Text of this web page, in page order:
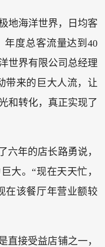
地海洋世界，日均客
年度总客流量达到40
世界有限公司总经理
带来的巨大人流，让
和转化，真正实现了
六年的店长路勇说，
大。“现在天天忙，
在该餐厅年营业额较
直接受益店铺之一，